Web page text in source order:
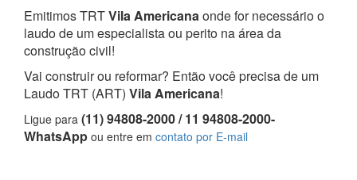
Emitimos TRTVila Americanaonde for necessário o
laudo de um especialista ou perito na área da
construção civil!
Vai construir ou reformar? Então você precisa de um
Laudo TRT (ART) Vila Americana!
Ligue para (11) 94808-2000 / 11 94808-2000-
WhatsApp ou entre em contato por E-mail